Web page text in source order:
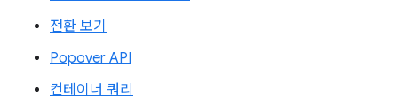
전환 보기
Popover API
컨테이너 쿼리